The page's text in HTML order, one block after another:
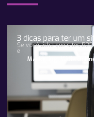
3 dicas para ter um
Se você acha que sites
e
Marketing
Midia